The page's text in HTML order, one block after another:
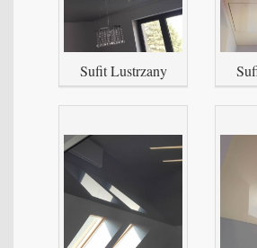
Sufit Lustrzany